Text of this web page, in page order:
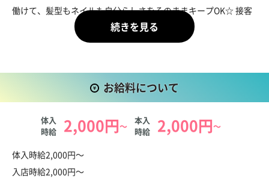
働けて、髪型もネイルも自分らしさをそのままキープOK☆ 接客
方法を細かく縛られることもないから、自分のペースでお仕事で
きます。もちろんノルマやペナルティもなし！気楽にのびのび働
お給料について
体入
時給
2,000円～
本入
時給
2,000円～
お給料について
体入時給2,000円～
入店時給2,000円～